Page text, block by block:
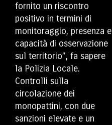
fornito un riscontro
positivo in termini di
monitoraggio, presenza e
capacità di osservazione
sul territorio”, fa sapere
la Polizia Locale.
Controlli sulla
circolazione dei
monopattini, con due
sanzioni elevate e un